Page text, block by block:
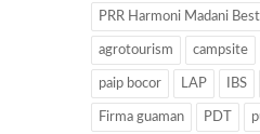
PRR Harmoni Madani
agrotourism campsite
paip bocor LAP IBS
Firma guaman PDT